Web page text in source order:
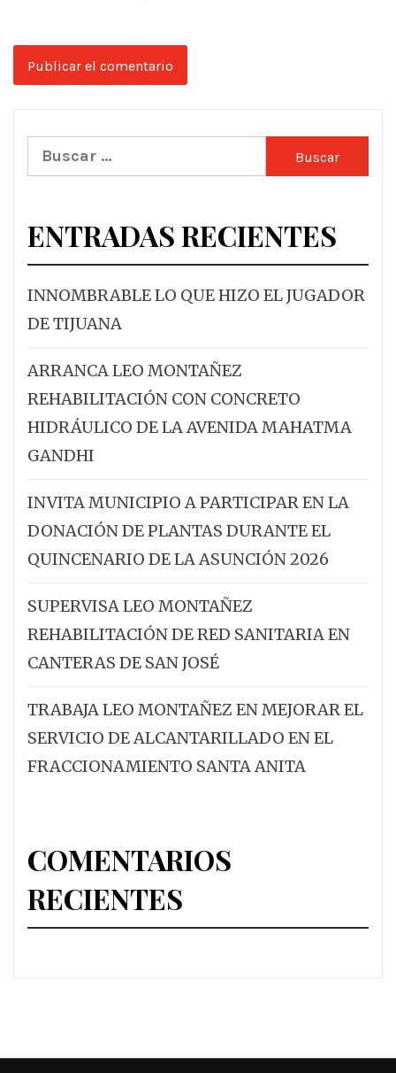
Buscar:
ENTRADAS RECIENTES
INNOMBRABLE LO QUE HIZO EL JUGADOR
DE TIJUANA
ARRANCA LEO MONTAÑEZ
REHABILITACIÓN CON CONCRETO
HIDRÁULICO DE LA AVENIDA MAHATMA
GANDHI
INVITA MUNICIPIO A PARTICIPAR EN LA
DONACIÓN DE PLANTAS DURANTE EL
QUINCENARIO DE LA ASUNCIÓN 2026
SUPERVISA LEO MONTAÑEZ
REHABILITACIÓN DE RED SANITARIA EN
CANTERAS DE SAN JOSÉ
TRABAJA LEO MONTAÑEZ EN MEJORAR EL
SERVICIO DE ALCANTARILLADO EN EL
FRACCIONAMIENTO SANTA ANITA
COMENTARIOS
RECIENTES